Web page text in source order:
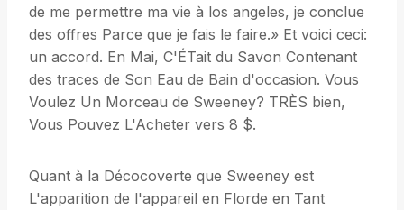
de me permettre ma vie à los angeles, je conclue
des offres Parce que je fais le faire.» Et voici ceci:
un accord. En Mai, C'ÉTait du Savon Contenant
des traces de Son Eau de Bain d'occasion. Vous
Voulez Un Morceau de Sweeney? TRÈS bien,
Vous Pouvez L'Acheter vers 8 $.
Quant à la Décocoverte que Sweeney est
L'apparition de l'appareil en Florde en Tant